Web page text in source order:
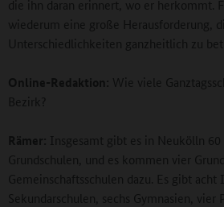
die ihn daran erinnert, wo er herkommt.
wiederum eine große Herausforderung,
Unterschiedlichkeiten ganzheitlich zu
Online-Redaktion: Wie viele
Bezirk?
Rämer: Insgesamt gibt es in Neukölln 60
Grundschulen, und es kommen vier
Gemeinschaftsschulen dazu. Es gibt acht
Sekundarschulen, sechs Gymnasien, vier